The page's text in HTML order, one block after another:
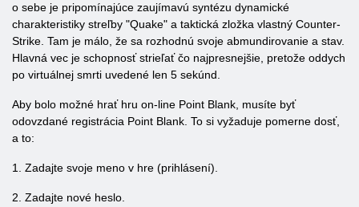
o sebe je pripomínajúce zaujímavú syntézu dynamické
charakteristiky streľby "Quake" a taktická zložka vlastný Counter-
Strike. Tam je málo, že sa rozhodnú svoje abmundirovanie a stav.
Hlavná vec je schopnosť strieľať čo najpresnejšie, pretože oddych
po virtuálnej smrti uvedené len 5 sekúnd.
Aby bolo možné hrať hru on-line Point Blank, musíte byť
odovzdané registrácia Point Blank. To si vyžaduje pomerne dosť,
a to:
1. Zadajte svoje meno v hre (prihlásení).
2. Zadajte nové heslo.